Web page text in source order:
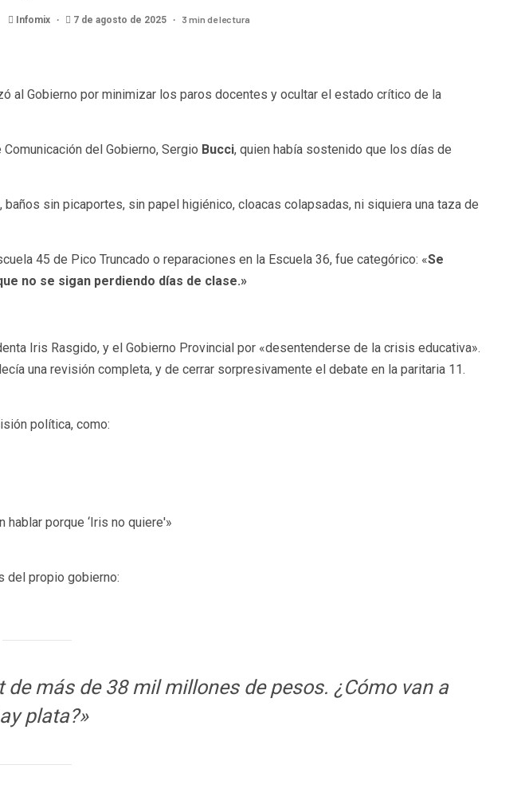
Infomix 7 de agosto de 2025 3 min de lectura
al Gobierno por minimizar los paros docentes y ocultar el estado crítico de la
del Gobierno, Sergio Bucci, quien había sostenido que los días de
sin picaportes, sin papel higiénico, cloacas colapsadas, ni siquiera una taza de
45 de Pico Truncado o reparaciones en la Escuela 36, fue categórico: «Se
no se sigan perdiendo días de clase.»
Iris Rasgido, y el Gobierno Provincial por «desentenderse de la crisis educativa».
una revisión completa, y de cerrar sorpresivamente el debate en la paritaria 11.
política, como:
porque ‘Iris no quiere'»
del propio gobierno:
más de 38 mil millones de pesos. ¿Cómo van a
plata?»